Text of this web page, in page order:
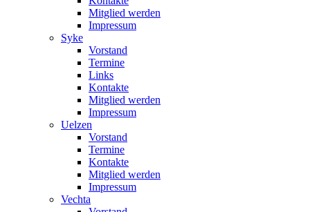
Mitglied werden
Impressum
Syke
Vorstand
Termine
Links
Kontakte
Mitglied werden
Impressum
Uelzen
Vorstand
Termine
Kontakte
Mitglied werden
Impressum
Vechta